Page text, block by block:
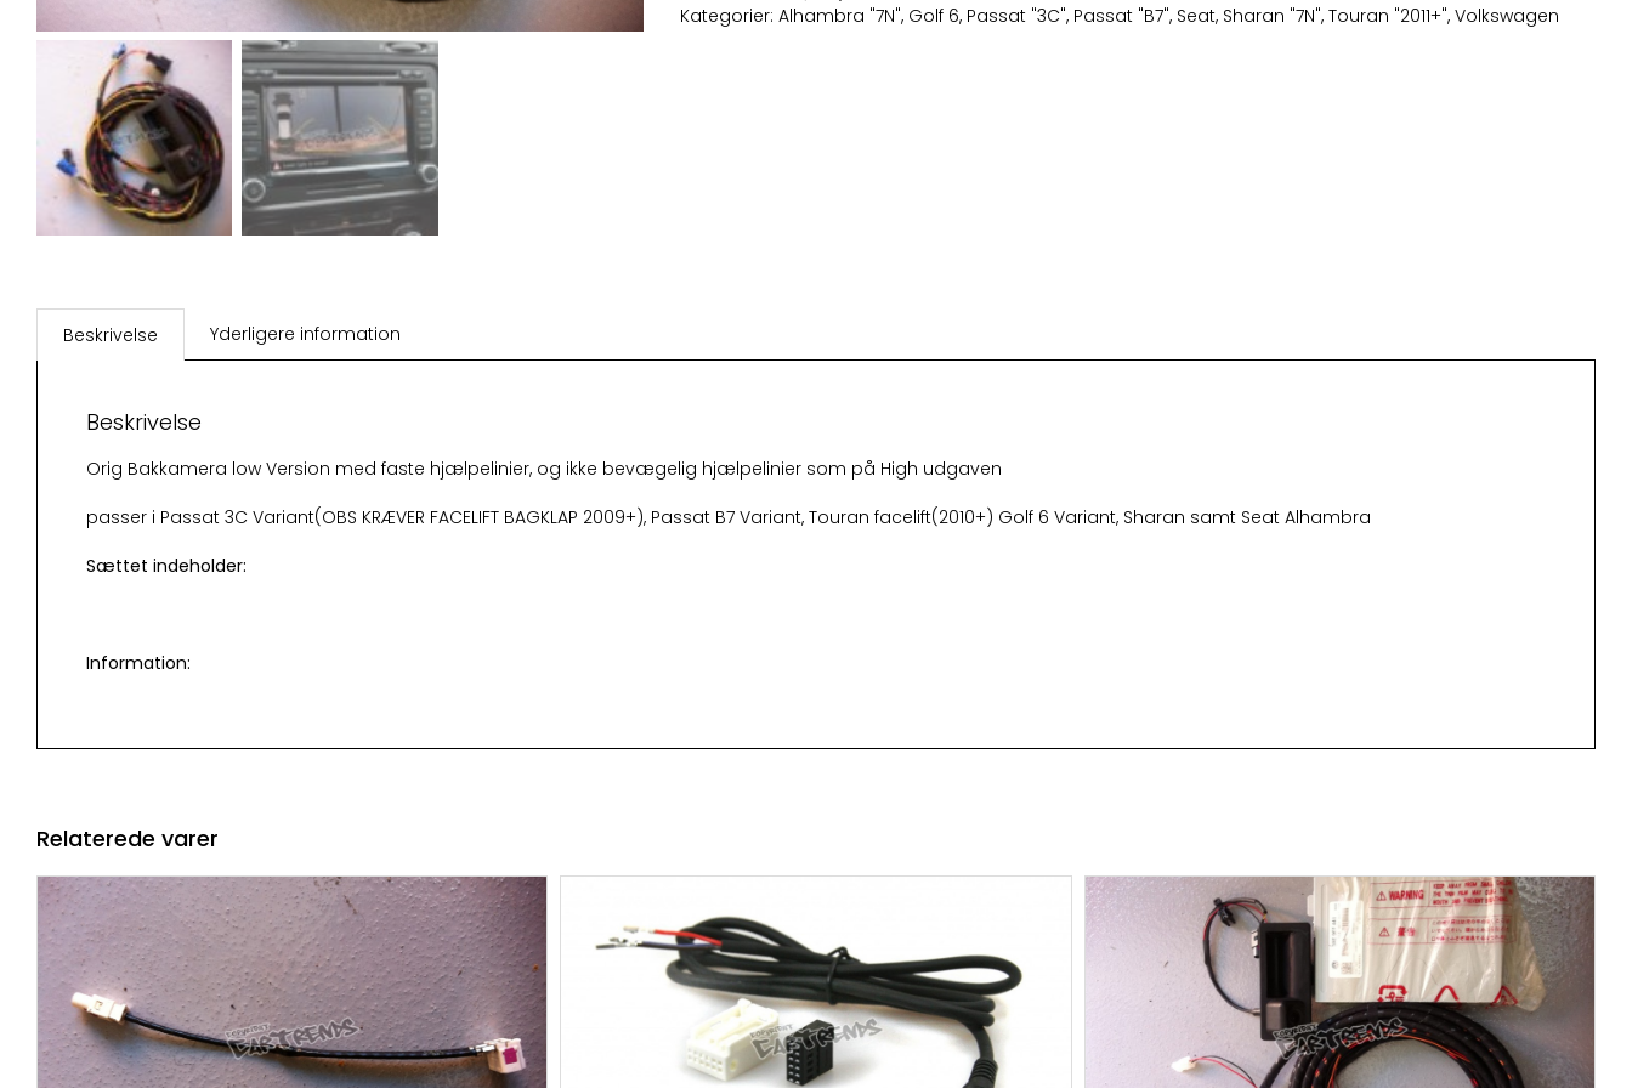
"LOW"
Kategorier: Alhambra "7N", Golf 6, Passat "3C", Passat "B7", Seat, Sharan "7N", Touran "2011+", Volkswagen
Beskrivelse Yderligere information
Beskrivelse
Orig Bakkamera low Version med faste hjælpelinier, og ikke bevægelig hjælpelinier som på High udgaven
passer i Passat 3C Variant(OBS KRÆVER FACELIFT BAGKLAP 2009+), Passat B7 Variant, Touran facelift(2010+) Golf 6 Variant, Sharan samt Seat Alhambra
Sættet indeholder:
Information:
Relaterede varer